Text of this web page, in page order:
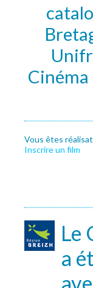
Cinéma
Vous êtes
Inscrire un film
Le
a